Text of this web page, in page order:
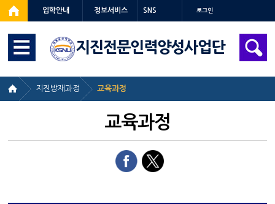
입학안내 정보서비스 SNS 로그인
지진전문인력양성사업단
지진방재과정 교육과정
교육과정